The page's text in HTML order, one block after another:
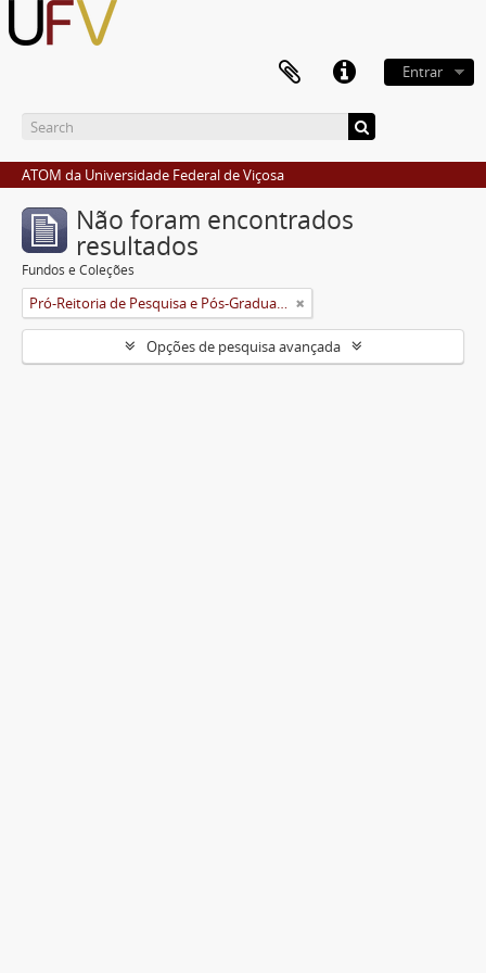
Entrar
ATOM da Universidade Federal de Viçosa
Não foram encontrados
resultados
Fundos e Coleções
Pró-Reitoria de Pesquisa e Pós-Graduação
Opções de pesquisa avançada